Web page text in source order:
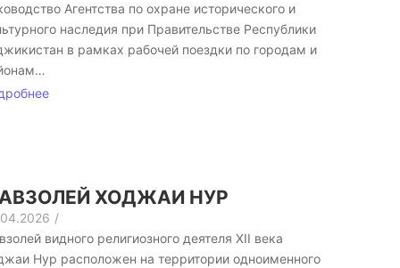
Агентства по охране исторического и
наследия при Правительстве Республики
в рамках рабочей поездки по городам и
ХОДЖАИ НУР
/
видного религиозного деятеля XII века
Нур расположен на территории одноименного